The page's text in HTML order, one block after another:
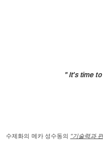
" It's time
수제화의 메카 성수동의 "기술력과